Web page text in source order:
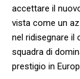
accettare⁢ il
vista come un
nel​ ridisegnare il
squadra⁢ di
prestigio in